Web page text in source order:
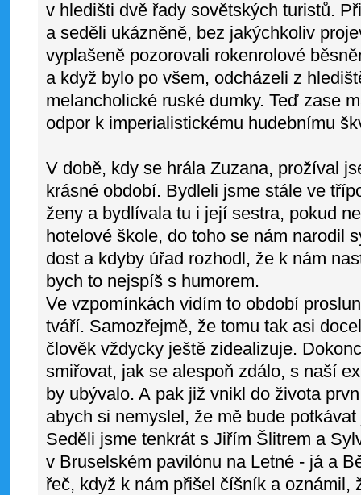
v hledišti dvě řady sovětských turistů.
a seděli ukázněně, bez jakýchkoliv
vyplašeně pozorovali rokenrolové
a když bylo po všem, odcházeli z
melancholické ruské dumky. Teď zase
odpor k imperialistickému hudebnímu
V době, kdy se hrála Zuzana, prožíval
krásné období. Bydleli jsme stále ve
ženy a bydlívala tu i její sestra, pokud
hotelové škole, do toho se nám narodil
dost a kdyby úřad rozhodl, že k nám
bych to nejspíš s humorem.
Ve vzpomínkách vidím to období
tváří. Samozřejmě, že tomu tak asi
člověk vždycky ještě zidealizuje.
smiřovat, jak se alespoň zdálo, s naší
by ubývalo. A pak již vnikl do života
abych si nemyslel, že mě bude
Seděli jsme tenkrát s Jiřím Šlitrem a
v Bruselském pavilónu na Letné - já a
řeč, když k nám přišel číšník a oznámil,